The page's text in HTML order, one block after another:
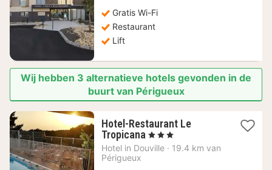
Gratis Wi-Fi
Restaurant
Lift
Wij hebben 3 alternatieve hotels gevonden in de
buurt van Périgueux
Hotel-Restaurant Le
Tropicana 1
nacht
, 3 Sterren
Hotel in Douville · 19.4 km van
Périgueux